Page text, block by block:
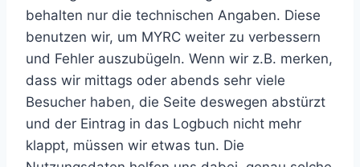
behalten nur die technischen Angaben. Diese
benutzen wir, um MYRC weiter zu verbessern
und Fehler auszubügeln. Wenn wir z.B. merken,
dass wir mittags oder abends sehr viele
Besucher haben, die Seite deswegen abstürzt
und der Eintrag in das Logbuch nicht mehr
klappt, müssen wir etwas tun. Die